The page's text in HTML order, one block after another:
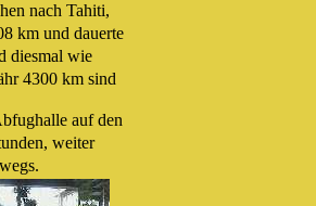
nach Tahiti,
km und dauerte
diesmal wie
4300 km sind
auf den
weiter